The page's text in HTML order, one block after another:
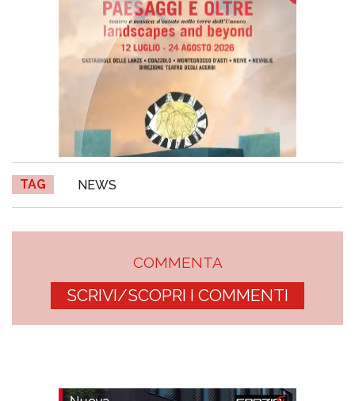
TAG NEWS
COMMENTA
SCRIVI/SCOPRI I COMMENTI